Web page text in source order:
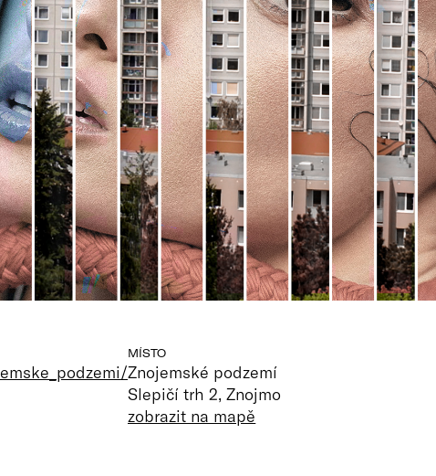
MÍSTO
Znojemské podzemí
Slepičí trh 2, Znojmo
zobrazit na mapě